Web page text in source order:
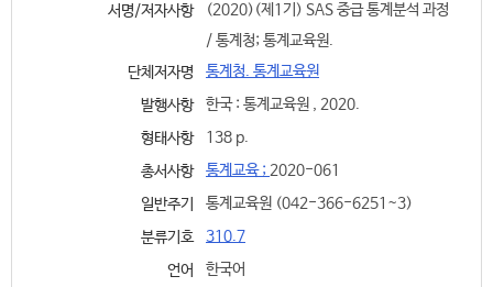
서명/저자사항
(2020)(제1기) SAS 중급 통계분석 과정
/ 통계청; 통계교육원.
단체저자명
통계청. 통계교육원
발행사항
한국 : 통계교육원 , 2020.
형태사항
138 p.
총서사항
통계교육 ; 2020-061
일반주기
통계교육원 (042-366-6251~3)
분류기호
310.7
언어
한국어